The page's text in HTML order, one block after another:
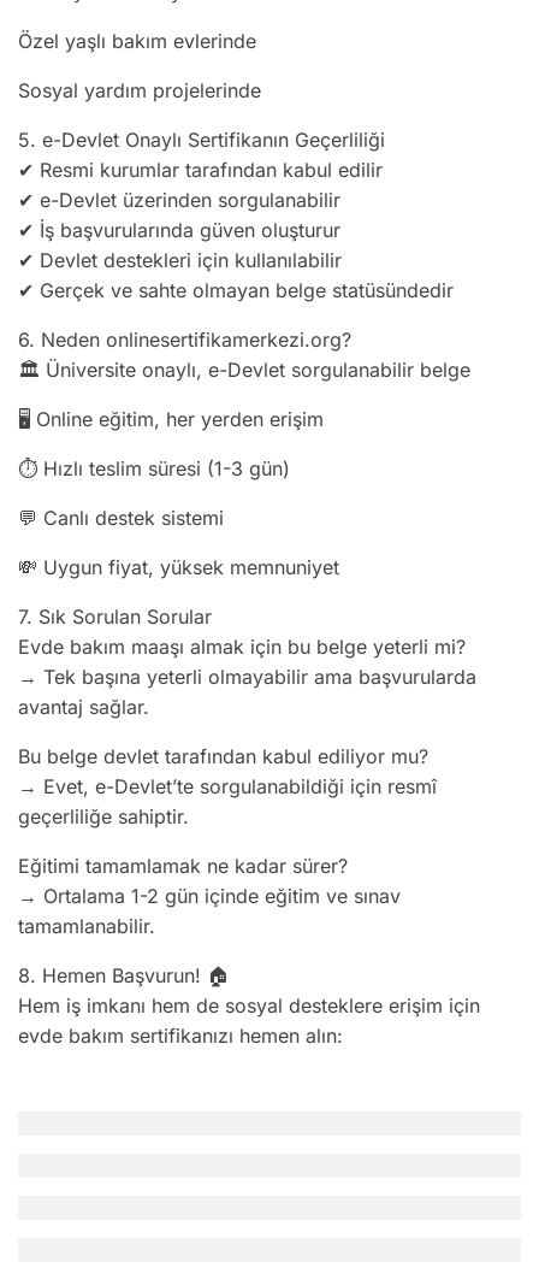
Özel yaşlı bakım evlerinde
Sosyal yardım projelerinde
5. e-Devlet Onaylı Sertifikanın Geçerliliği
✔ Resmi kurumlar tarafından kabul edilir
✔ e-Devlet üzerinden sorgulanabilir
✔ İş başvurularında güven oluşturur
✔ Devlet destekleri için kullanılabilir
✔ Gerçek ve sahte olmayan belge statüsündedir
6. Neden onlinesertifikamerkezi.org?
🏛 Üniversite onaylı, e-Devlet sorgulanabilir belge
🖥️ Online eğitim, her yerden erişim
⏱ Hızlı teslim süresi (1-3 gün)
💬 Canlı destek sistemi
💸 Uygun fiyat, yüksek memnuniyet
7. Sık Sorulan Sorular
Evde bakım maaşı almak için bu belge yeterli mi?
→ Tek başına yeterli olmayabilir ama başvurularda
avantaj sağlar.
Bu belge devlet tarafından kabul ediliyor mu?
→ Evet, e-Devlet’te sorgulanabildiği için resmî
geçerliliğe sahiptir.
Eğitimi tamamlamak ne kadar sürer?
→ Ortalama 1-2 gün içinde eğitim ve sınav
tamamlanabilir.
8. Hemen Başvurun! 🏠
Hem iş imkanı hem de sosyal desteklere erişim için
evde bakım sertifikanızı hemen alın: